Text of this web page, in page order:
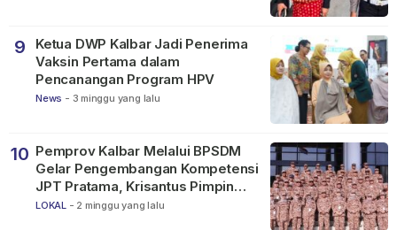
9
Ketua DWP Kalbar Jadi Penerima
Vaksin Pertama dalam
Pencanangan Program HPV
News - 3 minggu yang lalu
10 Pemprov Kalbar Melalui BPSDM
Gelar Pengembangan Kompetensi
JPT Pratama, Krisantus Pimpin
Apel Peserta
LOKAL - 2 minggu yang lalu